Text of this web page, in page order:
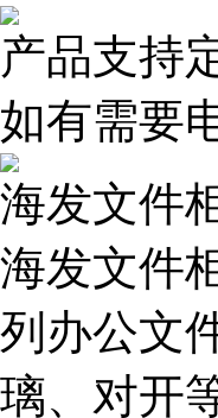
产品支持
如有需要
海发文件
海发文件
列办公文
璃、对开